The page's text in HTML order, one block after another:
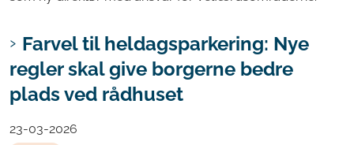
Farvel til heldagsparkering: Nye
regler skal give borgerne bedre
plads ved rådhuset
23-03-2026